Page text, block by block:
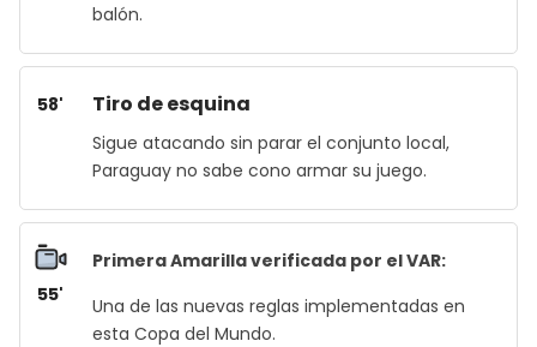
balón.
58' Tiro de esquina
Sigue atacando sin parar el conjunto local,
Paraguay no sabe cono armar su juego.
55'
Primera Amarilla verificada por el VAR:
Una de las nuevas reglas implementadas en
esta Copa del Mundo.